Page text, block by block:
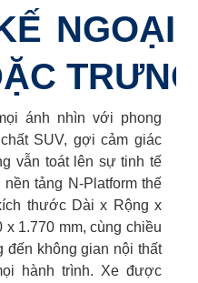
NGOẠI
TRƯNG
ánh nhìn với phong
SUV, gợi cảm giác
vẫn toát lên sự tinh tế
tảng N-Platform thế
thước Dài x Rộng x
1.770 mm, cùng chiều
đến không gian nội thất
hành trình. Xe được